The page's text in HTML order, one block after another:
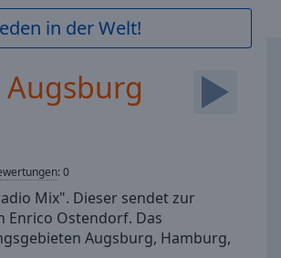
in der Welt!
:0
Mix". Dieser sendet zur
Enrico Ostendorf. Das
Augsburg, Hamburg,